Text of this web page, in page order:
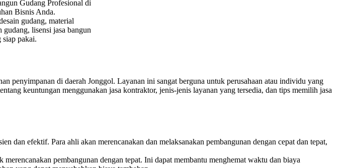
gudang, material
gudang, lisensi jasa bangun
siap pakai.
penyimpanan di daerah Jonggol. Layanan ini sangat berguna untuk perusahaan atau individu yang
keuntungan menggunakan jasa kontraktor, jenis-jenis layanan yang tersedia, dan tips memilih jasa
dan efektif. Para ahli akan merencanakan dan melaksanakan pembangunan dengan cepat dan tepat,
pembangunan dengan tepat. Ini dapat membantu menghemat waktu dan biaya